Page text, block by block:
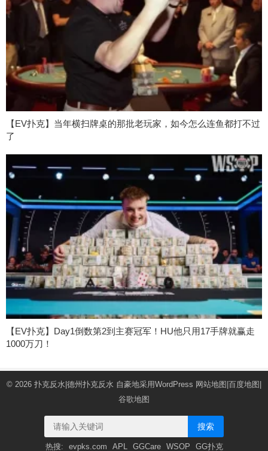
【EV扑克】当年横扫牌桌的那批老玩家，如今怎么连鱼都打不过
了
【EV扑克】Day1倒数第2到主赛冠军！HU他只用17手牌就赢走
1000万刀！
© 2026 扑克反水|德州扑克反水 自豪地采用WordPress 网站地图 百度地图
谷歌地图
搜索
热搜: evpks.com APL GGCare WSOP GG扑克